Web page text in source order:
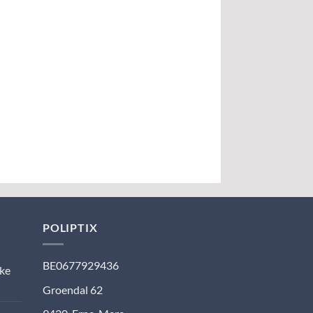
POLIPTIX
BE0677929436
Groendal 62